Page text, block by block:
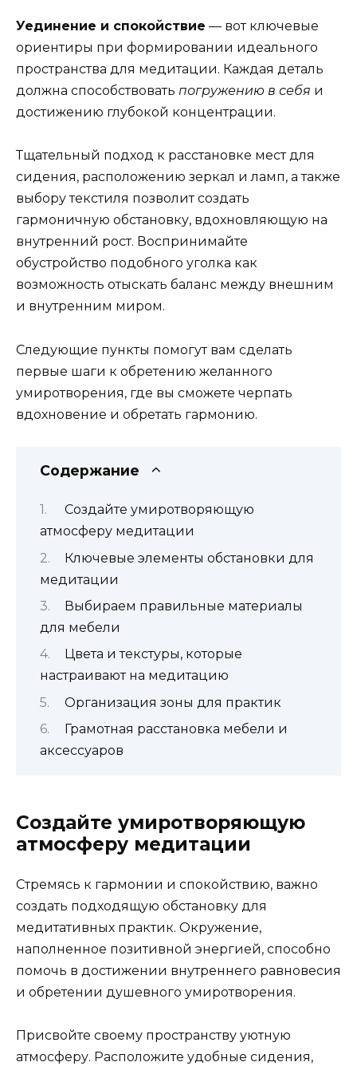
Уединение и спокойствие — вот ключевые
ориентиры при формировании идеального
пространства для медитации. Каждая деталь
должна способствовать погружению в себя и
достижению глубокой концентрации.
Тщательный подход к расстановке мест для
сидения, расположению зеркал и ламп, а также
выбору текстиля позволит создать
гармоничную обстановку, вдохновляющую на
внутренний рост. Воспринимайте
обустройство подобного уголка как
возможность отыскать баланс между внешним
и внутренним миром.
Следующие пункты помогут вам сделать
первые шаги к обретению желанного
умиротворения, где вы сможете черпать
вдохновение и обретать гармонию.
Содержание
Создайте умиротворяющую
атмосферу медитации
Ключевые элементы обстановки для
медитации
Выбираем правильные материалы
для мебели
Цвета и текстуры, которые
настраивают на медитацию
Организация зоны для практик
Грамотная расстановка мебели и
аксессуаров
Создайте умиротворяющую
атмосферу медитации
Стремясь к гармонии и спокойствию, важно
создать подходящую обстановку для
медитативных практик. Окружение,
наполненное позитивной энергией, способно
помочь в достижении внутреннего равновесия
и обретении душевного умиротворения.
Присвойте своему пространству уютную
атмосферу. Расположите удобные сидения,